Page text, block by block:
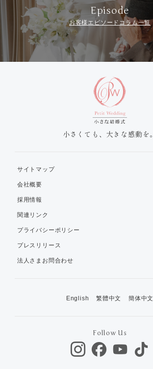
Episode
お客様エピソードコラム一覧
小さくても、大きな感動を。
サイトマップ
会社概要
採用情報
関連リンク
プライバシーポリシー
プレスリリース
法人さまお問合わせ
English 繁體中文 簡体中文
Follow Us